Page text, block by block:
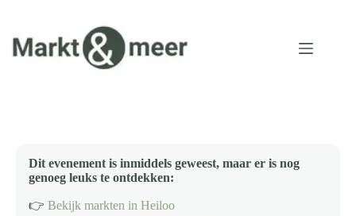
inhoud
Dit evenement is inmiddels geweest, maar er is nog
genoeg leuks te ontdekken:
👉 Bekijk markten in Heiloo